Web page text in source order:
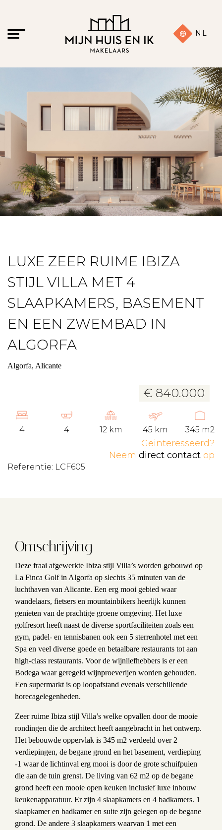
NL
25 foto's
LUXE ZEER RUIME IBIZA
STIJL VILLA MET 4
SLAAPKAMERS, BASEMENT
EN EEN ZWEMBAD IN
ALGORFA
Algorfa, Alicante
€ 840.000
4 4 12 km 45 km 345 m2
Geinteresseerd?
Neem direct contact op
Referentie: LCF605
Omschrijving
Deze fraai afgewerkte Ibiza stijl Villa’s worden gebouwd op
La Finca Golf in Algorfa op slechts 35 minuten van de
luchthaven van Alicante. Een erg mooi gebied waar
wandelaars, fietsers en mountainbikers heerlijk kunnen
genieten van de prachtige groene omgeving. Het luxe
golfresort heeft naast de diverse sportfaciliteiten zoals een
gym, padel- en tennisbanen ook een 5 sterrenhotel met een
Spa en veel diverse goede en betaalbare restaurants tot aan
high-class restaurants. Voor de wijnliefhebbers is er een
Bodega waar geregeld wijnproeverijen worden gehouden.
Een supermarkt is op loopafstand evenals verschillende
horecagelegenheden.
Zeer ruime Ibiza stijl Villa’s welke opvallen door de mooie
rondingen die de architect heeft aangebracht in het ontwerp.
Het bebouwde oppervlak is 345 m2 verdeeld over 2
verdiepingen, de begane grond en het basement, verdieping
-1 waar de lichtinval erg mooi is door de grote schuifpuien
die aan de tuin grenst. De living van 62 m2 op de begane
grond heeft een mooie open keuken inclusief luxe inbouw
keukenapparatuur. Er zijn 4 slaapkamers en 4 badkamers. 1
slaapkamer en badkamer en suite zijn gelegen op de begane
grond. De andere 3 slaapkamers waarvan 1 met een